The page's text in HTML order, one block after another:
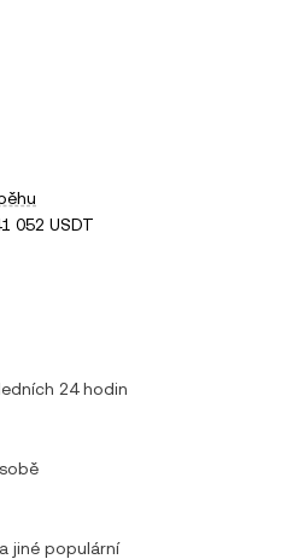
052 USDT
24 hodin
jiné populární